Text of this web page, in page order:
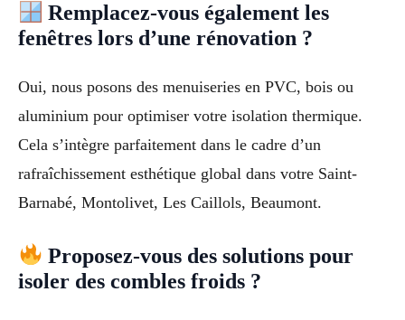
Remplacez-vous également les
fenêtres lors d’une rénovation ?
Oui, nous posons des menuiseries en PVC, bois ou
aluminium pour optimiser votre isolation thermique.
Cela s’intègre parfaitement dans le cadre d’un
rafraîchissement esthétique global dans votre Saint-
Barnabé, Montolivet, Les Caillols, Beaumont.
Proposez-vous des solutions pour
isoler des combles froids ?